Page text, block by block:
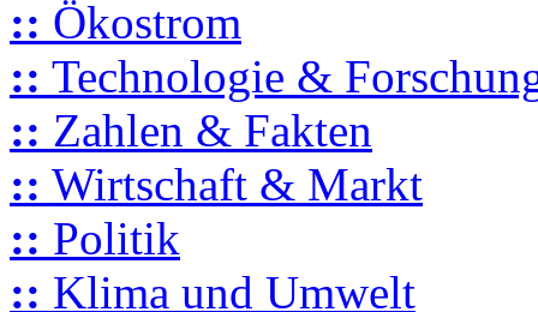
:: Ökostrom
:: Technologie &
:: Zahlen & Fakten
:: Wirtschaft & Markt
:: Politik
:: Klima und Umwelt